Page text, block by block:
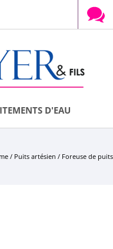
D'EAU
/ Puits artésien / Foreuse de puits